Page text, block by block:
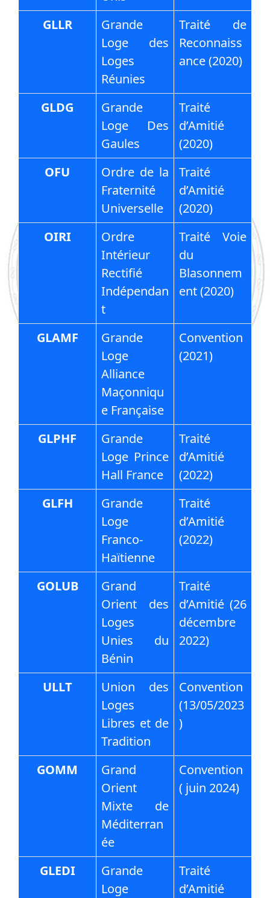
GLLR
Grande
Loge des
Loges
Réunies
Traité de
Reconnaiss
ance (2020)
GLDG
Grande
Loge Des
Gaules
Traité
d’Amitié
(2020)
OFU
Ordre de la
Fraternité
Universelle
Traité
d’Amitié
(2020)
OIRI
Ordre
Intérieur
Rectifié
Indépendan
t
Traité Voie
du
Blasonnem
ent (2020)
GLAMF
Grande
Loge
Alliance
Maçonniqu
e Française
Convention
(2021)
GLPHF
Grande
Loge Prince
Hall France
Traité
d’Amitié
(2022)
GLFH
Grande
Loge
Franco-
Haïtienne
Traité
d’Amitié
(2022)
GOLUB
Grand
Orient des
Loges
Unies du
Bénin
Traité
d’Amitié (26
décembre
2022)
ULLT
Union des
Loges
Libres et de
Tradition
Convention
(13/05/2023
)
GOMM
Grand
Orient
Mixte de
Méditerran
ée
Convention
( juin 2024)
GLEDI
Grande
Loge
Traité
d’Amitié